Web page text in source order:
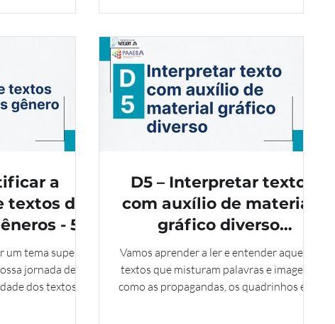
a
de
- 5
um tema super
jornada de
dos textos.
D5 – Interpretar texto
com auxílio de material
gráfico diverso
(propagandas,
quadrinhos, foto etc.) - 5
ano
Vamos aprender a ler e entender aqueles
textos que misturam palavras e imagens,
como as propagandas, os quadrinhos e as